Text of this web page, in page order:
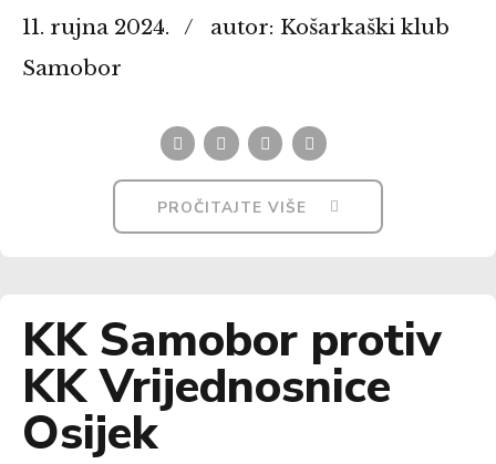
11. rujna 2024.
autor: Košarkaški klub
Samobor
PROČITAJTE VIŠE
KK Samobor protiv
KK Vrijednosnice
Osijek